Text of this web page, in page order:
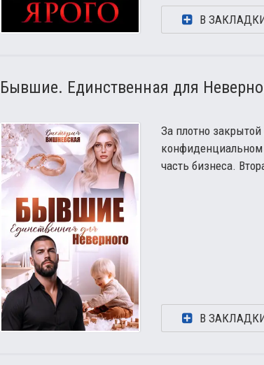
В
Бывшие. Единственная для
За плотно
конфиденциальном
часть бизнеса.
В